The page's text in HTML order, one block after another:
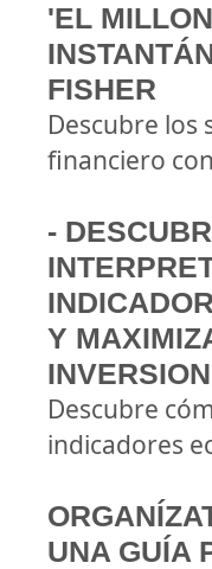
'EL
FISHER
Descubre los
financiero con
-
Y
Descubre
indicadores
UNA GUÍA